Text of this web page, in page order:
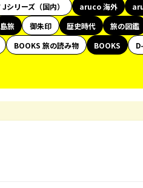
シリーズ（国内） aruco 海外
島旅 御朱印 歴史時代 旅の図鑑
BOOKS 旅の読み物 BOOKS